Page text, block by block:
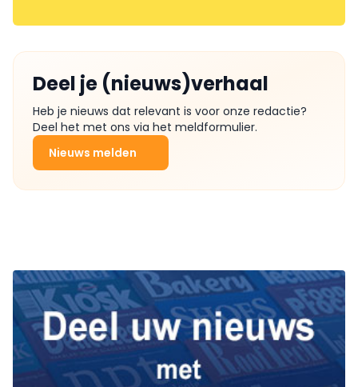
Deel je (nieuws)verhaal
Heb je nieuws dat relevant is voor onze redactie?
Deel het met ons via het meldformulier.
Nieuws melden